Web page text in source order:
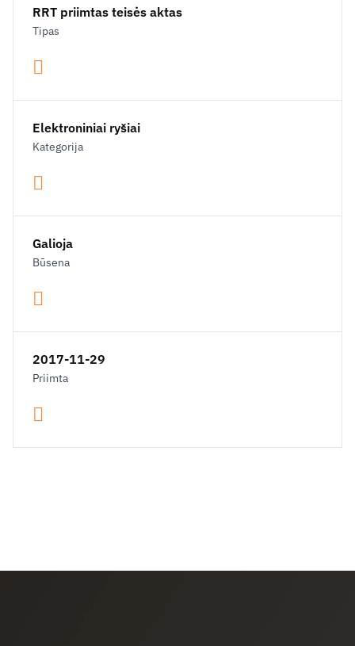
RRT priimtas teisės aktas
Tipas
Elektroniniai ryšiai
Kategorija
Galioja
Būsena
2017-11-29
Priimta